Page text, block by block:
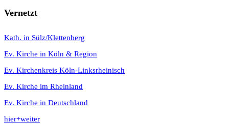
Vernetzt
Kath. in Sülz/Klettenberg
Ev. Kirche in Köln & Region
Ev. Kirchenkreis Köln-Linksrheinisch
Ev. Kirche im Rheinland
Ev. Kirche in Deutschland
hier+weiter